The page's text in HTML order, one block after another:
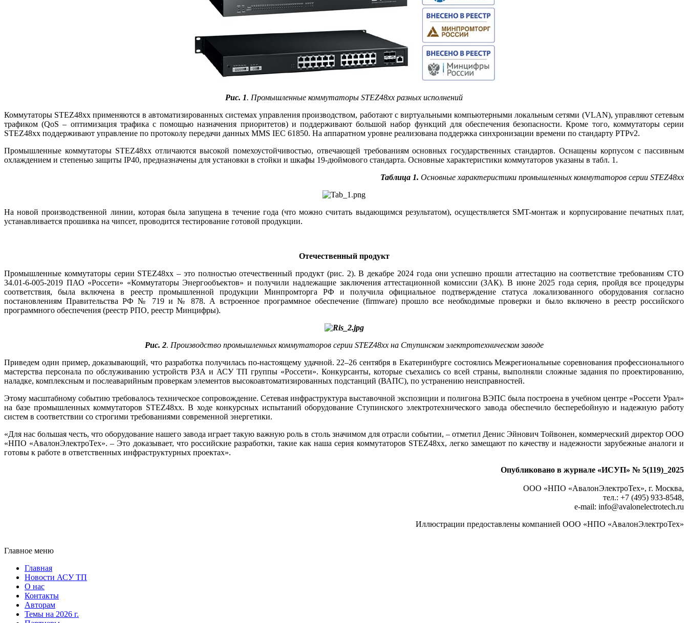
Рис. 1. Промышленные коммутаторы STEZ48xx разных исполнений
Коммутаторы STEZ48xx применяются в автоматизированных системах управления производством, работают с виртуальными компьютерными локальным сетями (VLAN), управляют сетевым
трафиком (QoS – оптимизация трафика с помощью назначения приоритетов) и поддерживают большой набор функций для обеспечения безопасности. Кроме то­го, коммутаторы серии
STEZ48xx поддерживают управление по протоколу передачи данных MMS IEC 61850. На аппаратном уровне реализована поддержка синхронизации времени по стандарту PTPv2.
Промышленные коммутаторы STEZ48xx отличаются высокой помехоустойчивостью, отвечающей требованиям основных государственных стандартов. Оснащены корпусом с пассивным
охлаждением и степенью защиты IP40, предназначены для установки в стойки и шкафы 19-дюймового стандарта. Основные характеристики коммутаторов указаны в табл. 1.
Таблица 1. Основные характеристики промышленных коммутаторов серии STEZ48xx
На новой производственной линии, которая бы­ла запущена в течение го­да (что можно считать выдающимся результатом), осуществляется SMT-монтаж и корпусирование печатных плат,
устанавливается прошивка на чипсет, проводится тестирование готовой продукции.
Отечественный продукт
Промышленные коммутаторы серии STEZ48хх – это полностью отечественный продукт (рис. 2). В декабре 2024 го­да они успешно прошли аттестацию на соответствие требованиям СТО
34.01-6-005-2019 ПАО «Россети» «Коммутаторы Энергообъектов» и получили надлежащие заключения аттестационной комиссии (ЗАК). В июне 2025 го­да серия, пройдя все процедуры
соответствия, бы­ла включена в реестр промышленной продукции Минпромторга РФ и получила официальное подтверждение статуса локализованного оборудования согласно
постановлениям Правительства РФ № 719 и № 878. А встроенное программное обеспечение (firmware) прошло все необходимые проверки и бы­ло включено в реестр российского
программного обеспечения (реестр РПО, реестр Минцифры).
Рис. 2. Производство промышленных коммутаторов серии STEZ48хх на Ступинском электротехническом заводе
Приведем один пример, доказывающий, что разработка получилась по-настоящему удачной. 22–26 сентября в Екатеринбурге состоялись Межрегиональные соревнования профессионального
мастерства персонала по обслуживанию уст­ройств РЗА и АСУ ТП группы «Россети». Конкурсанты, которые съехались со всей страны, выполняли сложные задания по проектированию,
наладке, комплексным и послеаварийным проверкам элементов высокоавтоматизированных подстанций (ВАПС), по устранению неисправностей.
Этому масштабному событию требовалось техническое сопровождение. Сетевая инфраструктура выставочной экспозиции и полигона ВЭПС бы­ла построена в учебном центре «Россети Урал»
на ба­зе промышленных коммутаторов STEZ48хх. В хо­де конкурсных испытаний оборудование Ступинского электротехнического завода обеспечило бесперебойную и надежную работу
систем в соответствии со строгими требованиями современной энергетики.
«Для нас большая честь, что оборудование нашего завода играет такую важную роль в столь значимом для отрасли событии, – отметил Денис Эйнович Тойвонен, коммерческий директор ООО
«НПО «АвалонЭлектроТех». – Это доказывает, что российские разработки, такие как на­ша серия коммутаторов STEZ48хх, легко замещают по качеству и надежности зарубежные аналоги и
готовы к работе в ответственных инфраструктурных проектах».
Опубликовано в журнале «ИСУП» № 5(119)_2025
ООО «НПО «АвалонЭлектроТех», г. Москва,
тел.: +7 (495) 933-8548,
e-mail: info@avalonelectrotech.ru
Иллюстрации предоставлены компанией ООО «НПО «АвалонЭлектроТех»
Главное меню
Главная
Новости АСУ ТП
О нас
Контакты
Авторам
Темы на 2026 г.